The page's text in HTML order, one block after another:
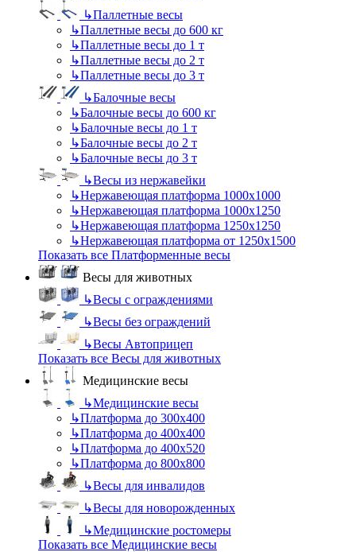
↳Паллетные весы
↳Паллетные весы до 600 кг
↳Паллетные весы до 1 т
↳Паллетные весы до 2 т
↳Паллетные весы до 3 т
↳Балочные весы
↳Балочные весы до 600 кг
↳Балочные весы до 1 т
↳Балочные весы до 2 т
↳Балочные весы до 3 т
↳Весы из нержавейки
↳Нержавеющая платформа 1000х1000
↳Нержавеющая платформа 1000х1250
↳Нержавеющая платформа 1250х1250
↳Нержавеющая платформа от 1250х1500
Показать все Платформенные весы
Весы для животных
↳Весы с ограждениями
↳Весы без ограждений
↳Весы Автоприцеп
Показать все Весы для животных
Медицинские весы
↳Медицинские весы
↳Платформа до 300х400
↳Платформа до 400х400
↳Платформа до 400х520
↳Платформа до 800х800
↳Весы для инвалидов
↳Весы для новорожденных
↳Медицинские ростомеры
Показать все Медицинские весы